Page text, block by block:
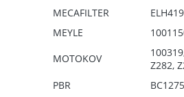
MECAFILTER
MEYLE
MOTOKOV
Z282,
PBR